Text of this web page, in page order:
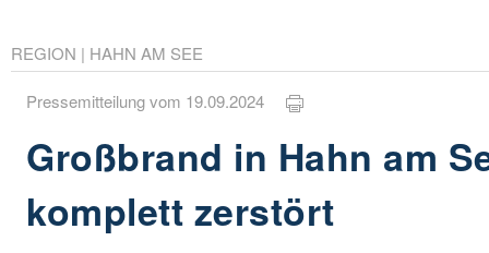
REGION | HAHN AM SEE
Pressemitteilung vom 19.09.2024
Großbrand in Hahn am
komplett zerstört